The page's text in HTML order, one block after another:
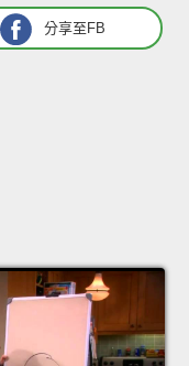
分享至FB